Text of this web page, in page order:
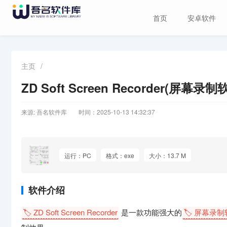
首页 安卓软件
主页 /
ZD Soft Screen Recorder(屏幕录制
来源: 吾名软件库 时间：2025-10-13 14:32:37
运行：PC 格式：exe 大小：13.7 M
软件介绍
🏷️ ZD Soft Screen Recorder 是一款功能强大的 🏷️ 屏幕录制